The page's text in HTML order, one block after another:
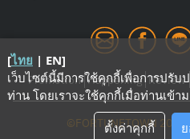
Promotion Happening Review
©FORTUNETOWN 2021
[ไทย | EN]
เว็บไซต์นี้มีการใช้คุกกี้เพื่อการปรับ
ท่าน โดยเราจะใช้คุกกี้เมื่อท่านเข้า
ตั้งค่าคุกกี้